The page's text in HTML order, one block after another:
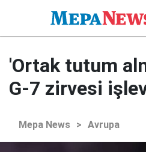
'Ortak tutum
G-7 zirvesi
Mepa News > Avrupa